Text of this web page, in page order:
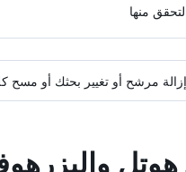
إزالة مرشح أو تغيير بحثك أو
هوتل